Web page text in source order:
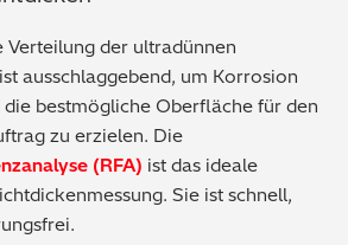
Verteilung der ultradünnen
ausschlaggebend, um Korrosion
bestmögliche Oberfläche für den
zu erzielen. Die
(RFA) ist das ideale
Sie ist schnell,